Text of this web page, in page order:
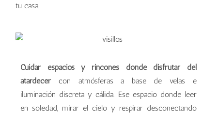
tu casa.
Cuidar espacios y rincones donde disfrutar del
atardecer con atmósferas a base de velas e
iluminación discreta y cálida. Ese espacio donde leer
en soledad, mirar el cielo y respirar desconectando